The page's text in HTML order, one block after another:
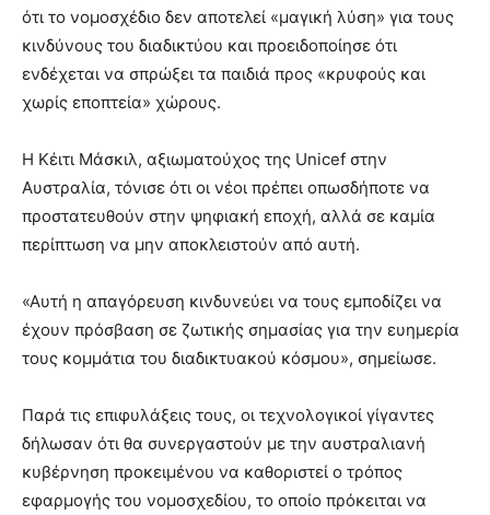
ότι το νομοσχέδιο δεν αποτελεί «μαγική λύση» για τους
κινδύνους του διαδικτύου και προειδοποίησε ότι
ενδέχεται να σπρώξει τα παιδιά προς «κρυφούς και
χωρίς εποπτεία» χώρους.
Η Κέιτι Μάσκιλ, αξιωματούχος της Unicef στην
Αυστραλία, τόνισε ότι οι νέοι πρέπει οπωσδήποτε να
προστατευθούν στην ψηφιακή εποχή, αλλά σε καμία
περίπτωση να μην αποκλειστούν από αυτή.
«Αυτή η απαγόρευση κινδυνεύει να τους εμποδίζει να
έχουν πρόσβαση σε ζωτικής σημασίας για την ευημερία
τους κομμάτια του διαδικτυακού κόσμου», σημείωσε.
Παρά τις επιφυλάξεις τους, οι τεχνολογικοί γίγαντες
δήλωσαν ότι θα συνεργαστούν με την αυστραλιανή
κυβέρνηση προκειμένου να καθοριστεί ο τρόπος
εφαρμογής του νομοσχεδίου, το οποίο πρόκειται να